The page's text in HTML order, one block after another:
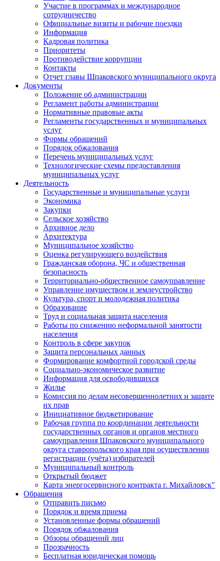
Участие в программах и международное
сотрудничество
Официальные визиты и рабочие поездки
Информация
Кадровая политика
Приоритеты
Противодействие коррупции
Контакты
Отчет главы Шпаковского муниципального округа
Документы
Положение об администрации
Регламент работы администрации
Нормативные правовые акты
Регламенты государственных и муниципальных
услуг
Формы обращений
Порядок обжалования
Перечень муниципальных услуг
Технологические схемы предоставления
муниципальных услуг
Деятельность
Государственные и муниципальные услуги
Экономика
Закупки
Сельское хозяйство
Архивное дело
Архитектура
Муниципальное хозяйство
Оценка регулирующего воздействия
Гражданская оборона, ЧС и общественная
безопасность
Территориально-общественное самоуправление
Управление имуществом и землеустройство
Культура, спорт и молодежная политика
Образование
Труд и социальная защита населения
Работы по снижению неформальной занятости
населения
Контроль в сфере закупок
Защита персональных данных
Формирование комфортной городской среды
Социально-экономическое развитие
Информация для освободившихся
Жилье
Комиссия по делам несовершеннолетних и защите
их прав
Инициативное бюджетирование
Рабочая группа по координации деятельности
государственных органов и органов местного
самоуправления Шпаковского муниципального
округа ставропольского края при осуществлении
регистрации (учёта) избирателей
Муниципальный контроль
Открытый бюджет
Карта энергосервисного контракта г. Михайловск"
Обращения
Отправить письмо
Порядок и время приема
Установленные формы обращений
Порядок обжалования
Обзоры обращений лиц
Прозрачность
Бесплатная юридическая помощь